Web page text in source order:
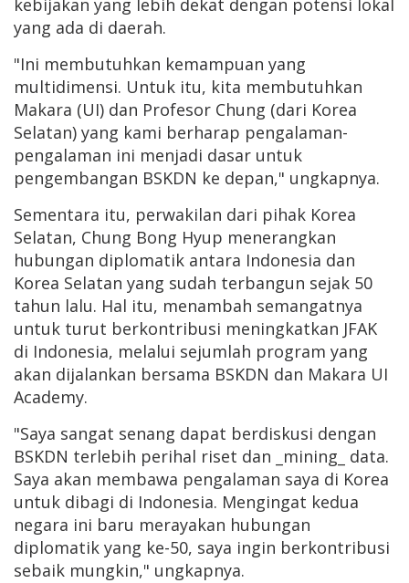
kebijakan yang lebih dekat dengan potensi lokal
yang ada di daerah.
"Ini membutuhkan kemampuan yang
multidimensi. Untuk itu, kita membutuhkan
Makara (UI) dan Profesor Chung (dari Korea
Selatan) yang kami berharap pengalaman-
pengalaman ini menjadi dasar untuk
pengembangan BSKDN ke depan," ungkapnya.
Sementara itu, perwakilan dari pihak Korea
Selatan, Chung Bong Hyup menerangkan
hubungan diplomatik antara Indonesia dan
Korea Selatan yang sudah terbangun sejak 50
tahun lalu. Hal itu, menambah semangatnya
untuk turut berkontribusi meningkatkan JFAK
di Indonesia, melalui sejumlah program yang
akan dijalankan bersama BSKDN dan Makara UI
Academy.
"Saya sangat senang dapat berdiskusi dengan
BSKDN terlebih perihal riset dan _mining_ data.
Saya akan membawa pengalaman saya di Korea
untuk dibagi di Indonesia. Mengingat kedua
negara ini baru merayakan hubungan
diplomatik yang ke-50, saya ingin berkontribusi
sebaik mungkin," ungkapnya.